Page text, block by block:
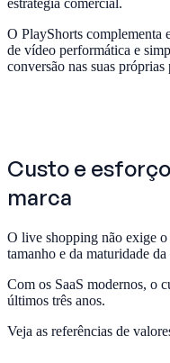
O PlayShorts complementa
de vídeo performática e
conversão nas suas
Custo e
marca
O live shopping não exige
tamanho e da maturidade da
Com os SaaS modernos, o
últimos três anos.
Veja as referências de